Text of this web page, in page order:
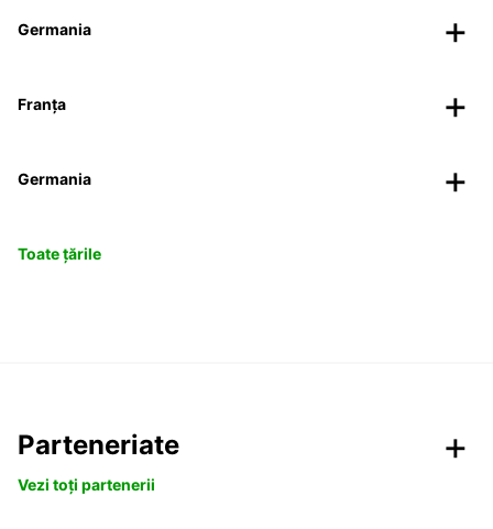
Germania
Franța
Germania
Toate țările
Parteneriate
Vezi toți partenerii